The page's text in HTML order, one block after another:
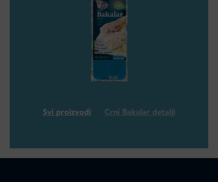
Svi proizvodi Crni Bakalar detalji